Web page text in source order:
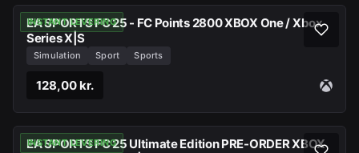
INSTANT LEVERING
EA SPORTS FC 25 - FC Points 2800 XBOX One / Xbox
Series X|S
Simulation Sport Sports
128,00 kr.
INSTANT LEVERING
EA SPORTS FC 25 Ultimate Edition PRE-ORDER XBOX